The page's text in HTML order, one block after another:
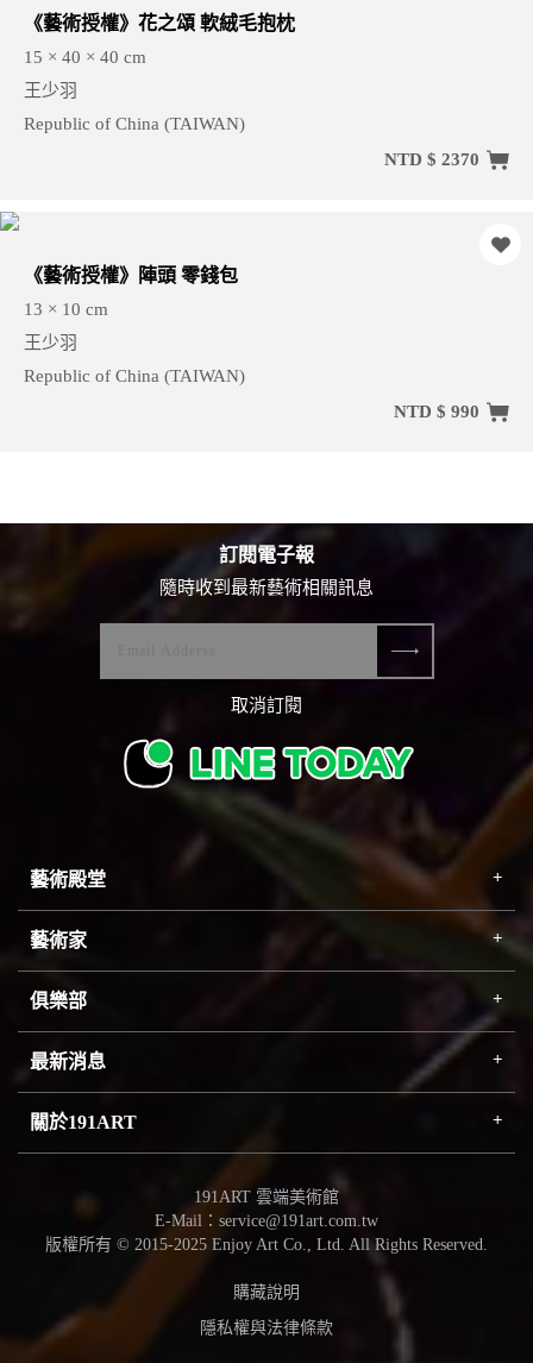
《藝術授權》花之頌 軟絨毛抱枕
15 × 40 × 40 cm
王少羽
Republic of China (TAIWAN)
NTD $ 2370
《藝術授權》陣頭 零錢包
13 × 10 cm
王少羽
Republic of China (TAIWAN)
NTD $ 990
藝術殿堂
藝術家
俱樂部
最新消息
關於191ART
訂閱電子報
隨時收到最新藝術相關訊息
取消訂閱
191ART 雲端美術館
E-Mail：service@191art.com.tw
版權所有 © 2015-2025 Enjoy Art Co., Ltd. All Rights Reserved.
購藏說明
隱私權與法律條款